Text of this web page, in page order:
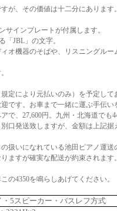
が、その価値は十二分にあります。
インプレートが付属します。
「JBL」の文字。
オ機器のそばや、リスニングルー
定により元払いのみ）を予定して
です。お車まで一緒に運ぶ手伝い
、27,600円。九州・北海道でも
口発送致しますが、金額は上記据
扱いになれている池田ピアノ運送
ますが確実な配送が約束されます。
の4350を鳴らしあげてください。
・5スピーカー・バスレフ方式